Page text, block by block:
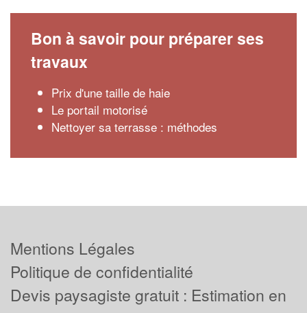
Bon à savoir pour préparer ses
travaux
Prix d'une taille de haie
Le portail motorisé
Nettoyer sa terrasse : méthodes
Mentions Légales
Politique de confidentialité
Devis paysagiste gratuit : Estimation en